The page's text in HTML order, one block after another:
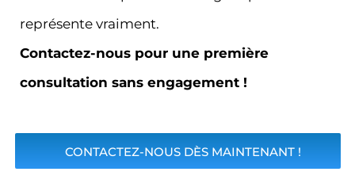
représente vraiment.
Contactez-nous pour une première
consultation sans engagement !
CONTACTEZ-NOUS DÈS MAINTENANT !